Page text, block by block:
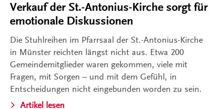
Verkauf der St.-Antonius-Kirche sorgt für
emotionale Diskussionen
Die Stuhlreihen im Pfarrsaal der St.-Antonius-Kirche
in Münster reichten längst nicht aus. Etwa 200
Gemeindemitglieder waren gekommen, viele mit
Fragen, mit Sorgen – und mit dem Gefühl, in
Entscheidungen nicht eingebunden worden zu sein.
Artikel lesen